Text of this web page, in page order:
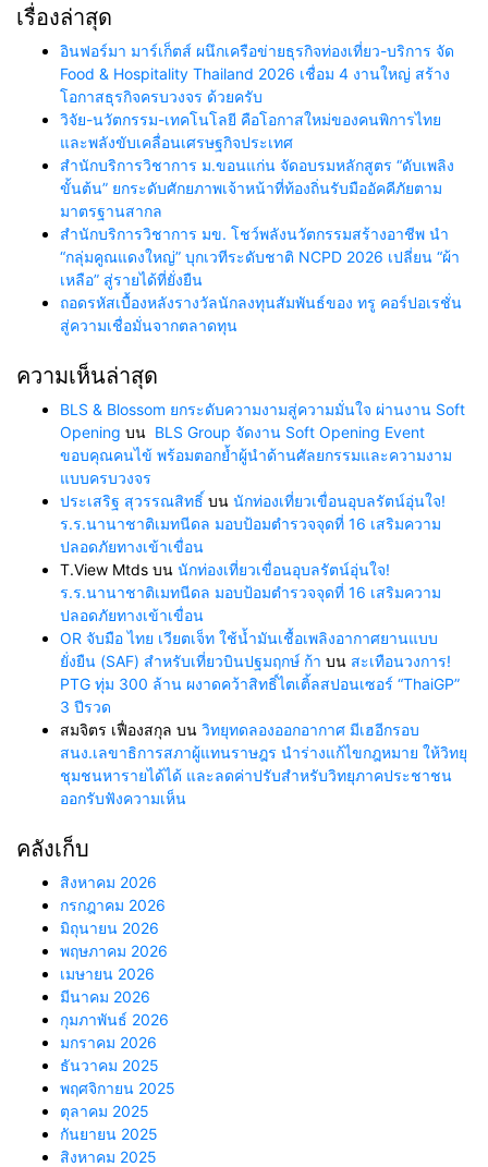
เรื่องล่าสุด
อินฟอร์มา มาร์เก็ตส์ ผนึกเครือข่ายธุรกิจท่องเที่ยว-บริการ จัด
Food & Hospitality Thailand 2026 เชื่อม 4 งานใหญ่ สร้าง
โอกาสธุรกิจครบวงจร ด้วยครับ
วิจัย-นวัตกรรม-เทคโนโลยี คือโอกาสใหม่ของคนพิการไทย
และพลังขับเคลื่อนเศรษฐกิจประเทศ
สำนักบริการวิชาการ ม.ขอนแก่น จัดอบรมหลักสูตร “ดับเพลิง
ขั้นต้น” ยกระดับศักยภาพเจ้าหน้าที่ท้องถิ่นรับมืออัคคีภัยตาม
มาตรฐานสากล
สำนักบริการวิชาการ มข. โชว์พลังนวัตกรรมสร้างอาชีพ นำ
“กลุ่มคูณแดงใหญ่” บุกเวทีระดับชาติ NCPD 2026 เปลี่ยน “ผ้า
เหลือ” สู่รายได้ที่ยั่งยืน
ถอดรหัสเบื้องหลังรางวัลนักลงทุนสัมพันธ์ของ ทรู คอร์ปอเรชั่น
สู่ความเชื่อมั่นจากตลาดทุน
ความเห็นล่าสุด
BLS & Blossom ยกระดับความงามสู่ความมั่นใจ ผ่านงาน Soft
Opening บน BLS Group จัดงาน Soft Opening Event
ขอบคุณคนไข้ พร้อมตอกย้ำผู้นำด้านศัลยกรรมและความงาม
แบบครบวงจร
ประเสริฐ สุวรรณสิทธิ์ บน นักท่องเที่ยวเขื่อนอุบลรัตน์อุ่นใจ!
ร.ร.นานาชาติเมทนีดล มอบป้อมตำรวจจุดที่ 16 เสริมความ
ปลอดภัยทางเข้าเขื่อน
T.View Mtds บน นักท่องเที่ยวเขื่อนอุบลรัตน์อุ่นใจ!
ร.ร.นานาชาติเมทนีดล มอบป้อมตำรวจจุดที่ 16 เสริมความ
ปลอดภัยทางเข้าเขื่อน
OR จับมือ ไทย เวียตเจ็ท ใช้น้ำมันเชื้อเพลิงอากาศยานแบบ
ยั่งยืน (SAF) สำหรับเที่ยวบินปฐมฤกษ์ ก้า บน สะเทือนวงการ!
PTG ทุ่ม 300 ล้าน ผงาดคว้าสิทธิ์ไตเติ้ลสปอนเซอร์ “ThaiGP”
3 ปีรวด
สมจิตร เฟื่องสกุล บน วิทยุทดลองออกอากาศ มีเฮอีกรอบ
สนง.เลขาธิการสภาผู้แทนราษฎร นำร่างแก้ไขกฎหมาย ให้วิทยุ
ชุมชนหารายได้ได้ และลดค่าปรับสำหรับวิทยุภาคประชาชน
ออกรับฟังความเห็น
คลังเก็บ
สิงหาคม 2026
กรกฎาคม 2026
มิถุนายน 2026
พฤษภาคม 2026
เมษายน 2026
มีนาคม 2026
กุมภาพันธ์ 2026
มกราคม 2026
ธันวาคม 2025
พฤศจิกายน 2025
ตุลาคม 2025
กันยายน 2025
สิงหาคม 2025